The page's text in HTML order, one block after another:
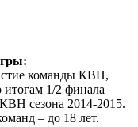
команды КВН,
1/2 финала
сезона 2014-2015.
– до 18 лет.